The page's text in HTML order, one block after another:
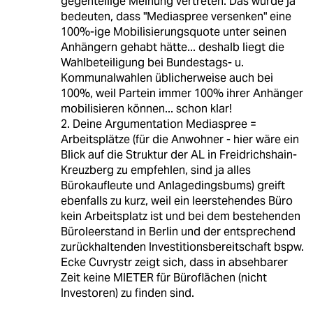
bedeuten, dass "Mediaspree versenken" eine
100%-ige Mobilisierungsquote unter seinen
Anhängern gehabt hätte... deshalb liegt die
Wahlbeteiligung bei Bundestags- u.
Kommunalwahlen üblicherweise auch bei
100%, weil Partein immer 100% ihrer Anhänger
mobilisieren können... schon klar!
2. Deine Argumentation Mediaspree =
Arbeitsplätze (für die Anwohner - hier wäre ein
Blick auf die Struktur der AL in Freidrichshain-
Kreuzberg zu empfehlen, sind ja alles
Bürokaufleute und Anlagedingsbums) greift
ebenfalls zu kurz, weil ein leerstehendes Büro
kein Arbeitsplatz ist und bei dem bestehenden
Büroleerstand in Berlin und der entsprechend
zurückhaltenden Investitionsbereitschaft bspw.
Ecke Cuvrystr zeigt sich, dass in absehbarer
Zeit keine MIETER für Büroflächen (nicht
Investoren) zu finden sind.